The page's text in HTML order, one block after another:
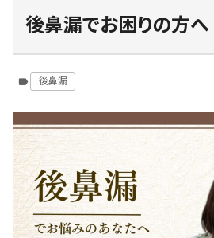
後鼻漏でお困りの方へ
label 後鼻漏